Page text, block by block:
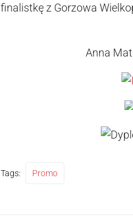
finalistkę z Gorzowa
Anna
Tags: Promo